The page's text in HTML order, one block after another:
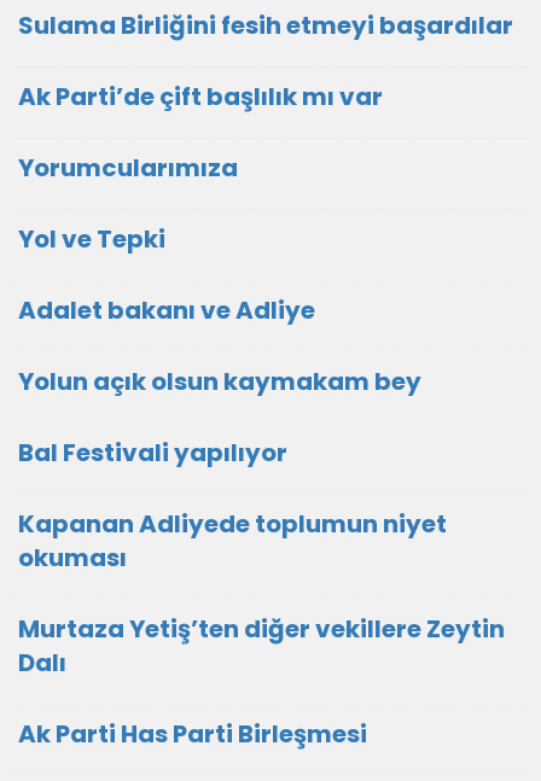
Sulama Birliğini fesih etmeyi başardılar
Ak Parti’de çift başlılık mı var
Yorumcularımıza
Yol ve Tepki
Adalet bakanı ve Adliye
Yolun açık olsun kaymakam bey
Bal Festivali yapılıyor
Kapanan Adliyede toplumun niyet
okuması
Murtaza Yetiş’ten diğer vekillere Zeytin
Dalı
Ak Parti Has Parti Birleşmesi